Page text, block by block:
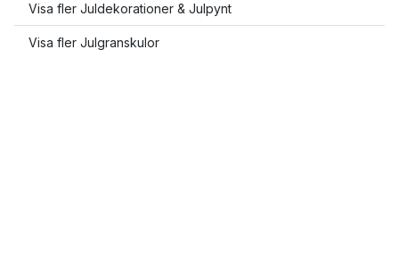
Visa fler Juldekorationer & Julpynt
Visa fler Julgranskulor